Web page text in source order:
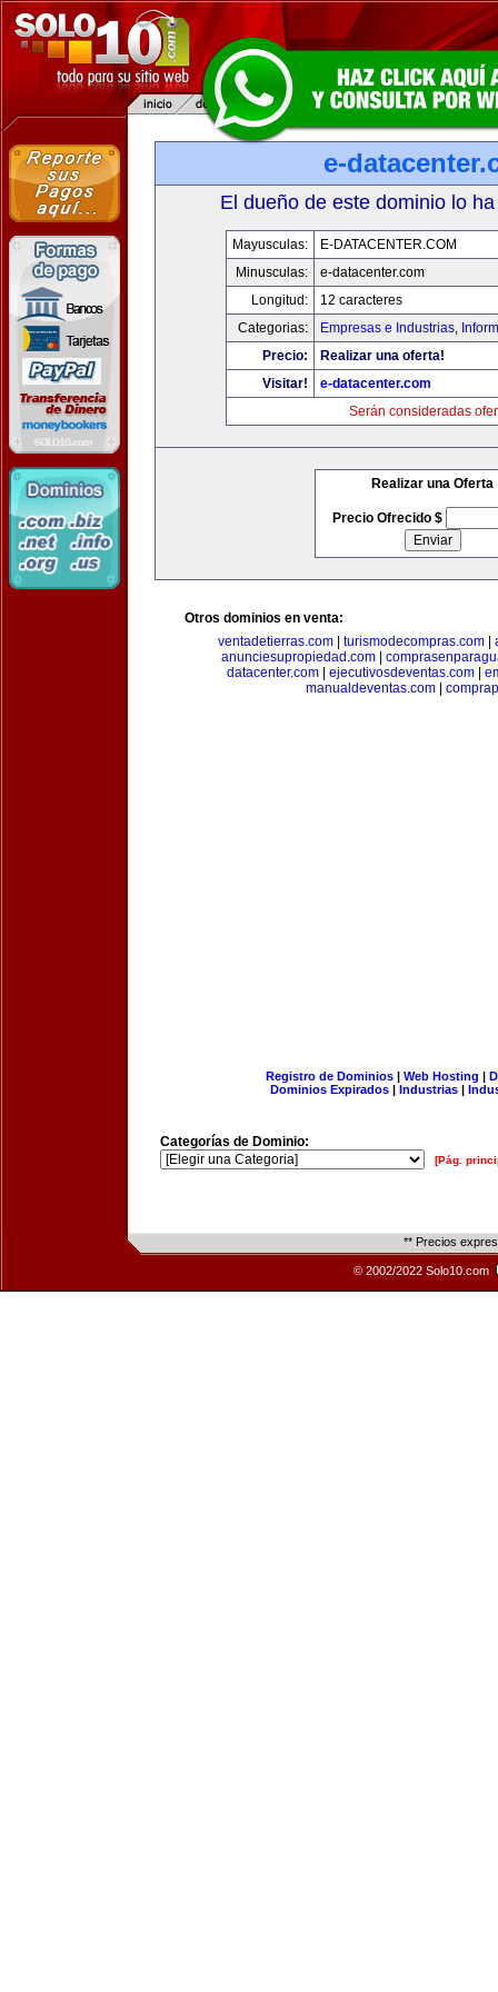
e-
El dueño de este dominio lo
Mayusculas:
E-DATACENTER.COM
Minusculas:
e-datacenter.com
Longitud:
12 caracteres
Categorias:
Empresas e Industrias,
Precio:
Realizar una oferta!
Visitar!
e-datacenter.com
Serán consideradas
Realizar una Oferta
Precio Ofrecido $
Otros dominios en venta:
ventadetierras.com
turismodecompras.com
anunciesupropiedad.com|
datacenter.com
ejecutivosdeventas.com
manualdeventas.com|
Registro de Dominios| Web Hosting |
Dominios Expirados | Industrias |
Categorías de Dominio:
[Pág.
** Precios
© 2002/2022 Solo10.com